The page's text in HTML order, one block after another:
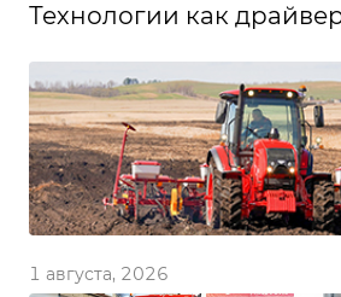
Технологии как
1 августа, 2026